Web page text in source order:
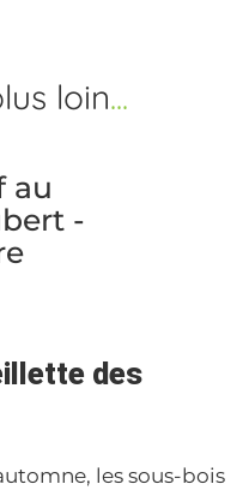
loin
au
-
des
les sous-bois